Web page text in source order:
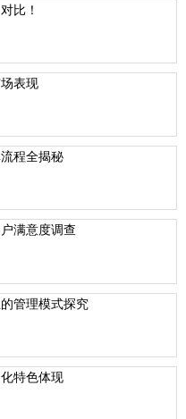
比！
表现
程全揭秘
满意度调查
管理模式探究
特色体现